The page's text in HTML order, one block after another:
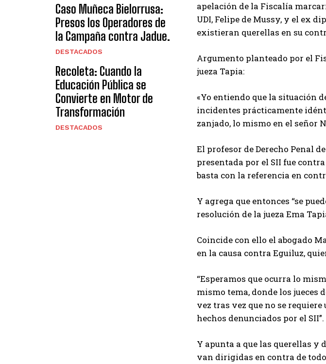
Caso Muñeca Bielorrusa:
Presos los Operadores de
la Campaña contra Jadue.
DESTACADOS
Recoleta: Cuando la
Educación Pública se
Convierte en Motor de
Transformación
DESTACADOS
apelación de la Fiscalía
UDI, Felipe de Mussy, y el ex
existieran querellas en su
Argumento planteado por el
jueza Tapia:
«Yo entiendo que la situación
incidentes prácticamente
zanjado, lo mismo en el señor
El profesor de Derecho Penal
presentada por el SII fue
basta con la referencia en
Y agrega que entonces “se
resolución de la jueza Ema
Coincide con ello el abogado
en la causa contra Eguiluz,
“Esperamos que ocurra lo
mismo tema, donde los jueces
vez tras vez que no se
hechos denunciados por el SII”.
Y apunta a que las querellas
van dirigidas en contra de